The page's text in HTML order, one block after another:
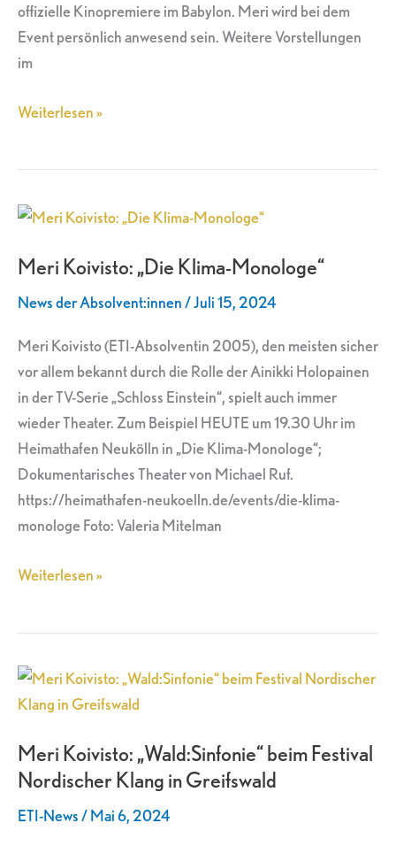
offizielle Kinopremiere im Babylon. Meri wird bei dem
Event persönlich anwesend sein. Weitere Vorstellungen
im
Weiterlesen »
Meri Koivisto: „Die Klima-Monologe“
News der Absolvent:innen/Juli 15, 2024
Meri Koivisto (ETI-Absolventin 2005), den meisten sicher
vor allem bekannt durch die Rolle der Ainikki Holopainen
in der TV-Serie „Schloss Einstein“, spielt auch immer
wieder Theater. Zum Beispiel HEUTE um 19.30 Uhr im
Heimathafen Neukölln in „Die Klima-Monologe“;
Dokumentarisches Theater von Michael Ruf.
https://heimathafen-neukoelln.de/events/die-klima-
monologe Foto: Valeria Mitelman
Meri
„Die
Weiterlesen »
Meri Koivisto: „Wald:Sinfonie“ beim Festival
Nordischer Klang in Greifswald
ETI-News/Mai 6, 2024
Meri
Koivisto:
beim
Festival
Nordischer